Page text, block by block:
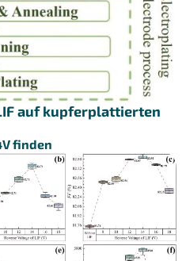
auf kupferplattierten
finden